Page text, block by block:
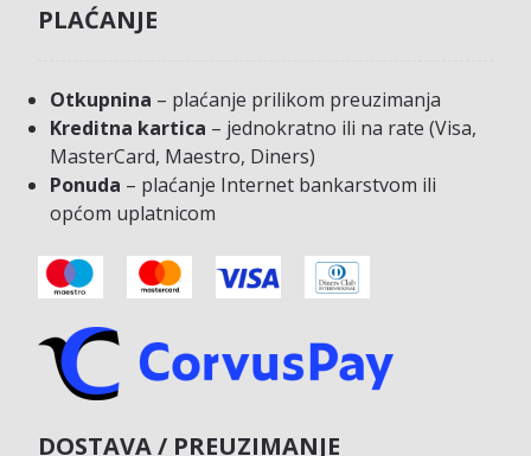
PLAĆANJE
Otkupnina – plaćanje prilikom preuzimanja
Kreditna kartica – jednokratno ili na rate (Visa,
MasterCard, Maestro, Diners)
Ponuda – plaćanje Internet bankarstvom ili
općom uplatnicom
DOSTAVA / PREUZIMANJE